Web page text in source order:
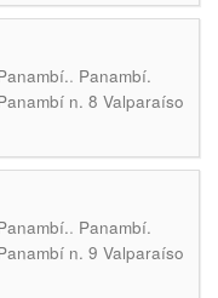
. Panambí.
n. 8 Valparaíso
. Panambí.
n. 9 Valparaíso